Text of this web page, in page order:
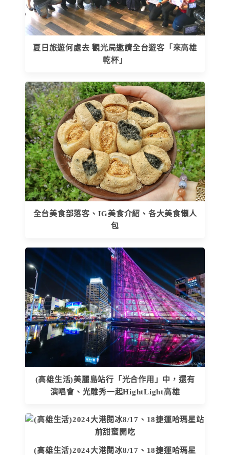
夏日旅遊何處去 觀光局邀請全台遊客「來高雄
乾杯」
全台美食部落客、IG美食介紹、各大美食懶人
包
(高雄生活)美麗島站行「光合作用」中，還有
演唱會、光雕秀一起HightLight高雄
(高雄生活)2024大港閱冰8/17、18捷運哈瑪星